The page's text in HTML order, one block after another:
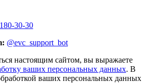
30-30
@evc_support_bot
настоящим сайтом, вы выражаете
ваших персональных данных. В
ваших персональных данных